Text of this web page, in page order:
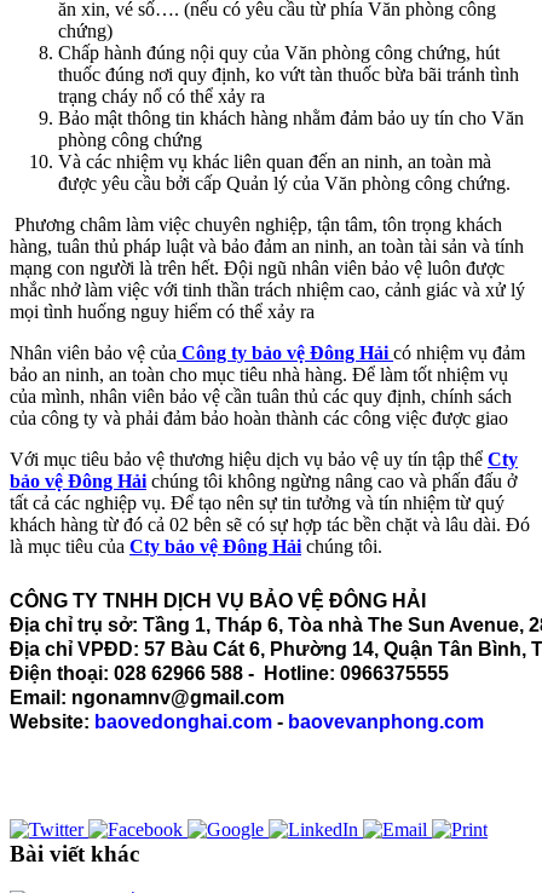
ăn xin, vé số…. (nếu có yêu cầu từ phía Văn phòng công
chứng)
Chấp hành đúng nội quy của Văn phòng công chứng, hút
thuốc đúng nơi quy định, ko vứt tàn thuốc bừa bãi tránh tình
trạng cháy nổ có thể xảy ra
Bảo mật thông tin khách hàng nhằm đảm bảo uy tín cho Văn
phòng công chứng
Và các nhiệm vụ khác liên quan đến an ninh, an toàn mà
được yêu cầu bởi cấp Quản lý của Văn phòng công chứng.
Phương châm làm việc chuyên nghiệp, tận tâm, tôn trọng khách
hàng, tuân thủ pháp luật và bảo đảm an ninh, an toàn tài sản và tính
mạng con người là trên hết. Đội ngũ nhân viên bảo vệ luôn được
nhắc nhở làm việc với tinh thần trách nhiệm cao, cảnh giác và xử lý
mọi tình huống nguy hiểm có thể xảy ra
Nhân viên bảo vệ của Công ty bảo vệ Đông Hảicó nhiệm vụ đảm
bảo an ninh, an toàn cho mục tiêu nhà hàng. Để làm tốt nhiệm vụ
của mình, nhân viên bảo vệ cần tuân thủ các quy định, chính sách
của công ty và phải đảm bảo hoàn thành các công việc được giao
Với mục tiêu bảo vệ thương hiệu dịch vụ bảo vệ uy tín tập thể Cty
bảo vệ Đông Hảichúng tôi không ngừng nâng cao và phấn đấu ở
tất cả các nghiệp vụ. Để tạo nên sự tin tưởng và tín nhiệm từ quý
khách hàng từ đó cả 02 bên sẽ có sự hợp tác bền chặt và lâu dài. Đó
là mục tiêu của Cty bảo vệ Đông Hảichúng tôi.
CÔNG TY TNHH DỊCH VỤ BẢO VỆ ĐÔNG HẢI
Địa chỉ trụ sở: Tầng 1, Tháp 6, Tòa nhà The Sun Avenue,
Địa chỉ VPĐD: 57 Bàu Cát 6, Phường 14, Quận Tân Bình,
Điện thoại: 028 62966 588 - Hotline: 0966375555
Email: ngonamnv@gmail.com
Website: baovedonghai.com - baovevanphong.com
Bài viết khác